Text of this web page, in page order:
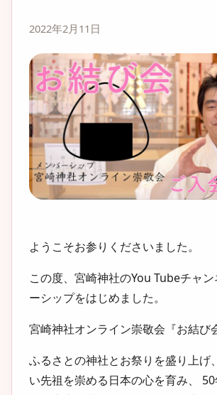
2022年2月11日
ようこそお参りくださいました。
この度、宮崎神社のYou Tubeチャ
ーシップをはじめました。
宮崎神社オンライン崇敬会『お結び
ふるさとの神社とお祭りを盛り上げ
い先祖を崇める日本の心を育み、